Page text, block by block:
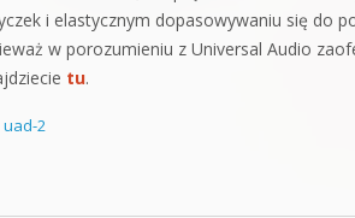
i elastycznym dopasowywaniu się do
w porozumieniu z Universal Audio
tu.
uad-2